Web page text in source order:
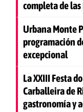
completa de las
Urbana Monte
programación
excepcional
La XXIII Festa
Carballeira de
gastronomía y